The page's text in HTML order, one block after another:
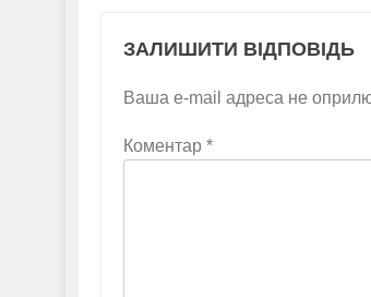
ЗАЛИШИТИ ВІДПОВІДЬ
Ваша e-mail адреса не
Коментар *